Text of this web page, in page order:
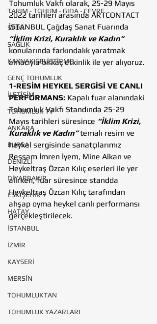
TARIM - TOHUM - GIDA - ÇEVRE
SPOR
SAĞLIK
KAYNAK GELİŞTİRME
GENÇ TOHUMLUK
İLETİŞİM
TOHUMLUK TV
ANKARA
BURSA
DENİZLİ
DİYARBAKIR
ESKİŞEHİR
HATAY
İSTANBUL
İZMİR
KAYSERİ
MERSİN
TOHUMLUKTAN
TOHUMLUK YAZARLARI
Tohumluk Vakfı olarak, 25-29 Mayıs
2022 tarihleri arasında ARTCONTACT
İSTANBUL Çağdaş Sanat Fuarında
“İklim Krizi, Kuraklık ve Kadın”
konularında farkındalık yaratmak
amacıyla birkaç etkinlik ile yer alıyoruz.
1-RESİM HEYKEL SERGİSİ VE CANLI
PERFORMANS: Kapalı fuar alanındaki
Tohumluk Vakfı Standında 25-29
Mayıs tarihleri süresince “İklim Krizi,
Kuraklık ve Kadın” temalı resim ve
heykel sergisinde sanatçılarımız
Ressam İmren İyem, Mine Alkan ve
Heykeltraş Özcan Kılıç eserleri ile yer
alırken, fuar süresince standda
Heykeltraş Özcan Kılıç tarafından
ahşap oyma heykel canlı performansı
gerçekleştirilecek.